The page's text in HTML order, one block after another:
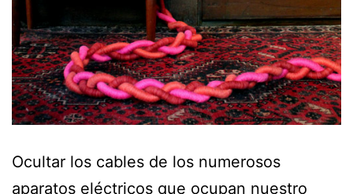
Ocultar los cables de los numerosos
aparatos eléctricos que ocupan nuestro